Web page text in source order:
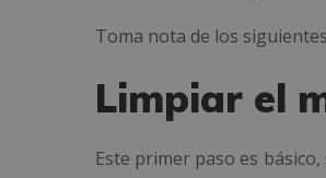
Toma nota de los
Limpiar el
Este primer paso es